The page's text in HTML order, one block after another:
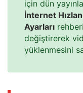
için dün
İnternet
Ayarları
değiştirerek
yüklenmesini